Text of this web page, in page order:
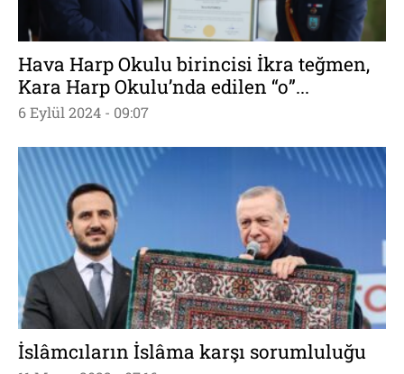
Hava Harp Okulu birincisi İkra teğmen,
Kara Harp Okulu’nda edilen “o”...
6 Eylül 2024 - 09:07
İslâmcıların İslâma karşı sorumluluğu